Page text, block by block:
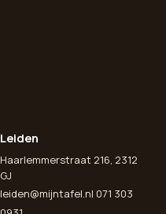
Leiden
Haarlemmerstraat 216, 2312
GJ
leiden@mijntafel.nl 071 303